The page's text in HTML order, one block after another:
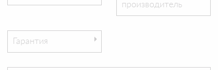
производитель
Гарантия